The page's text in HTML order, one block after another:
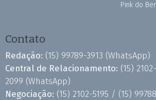
Pink do
Contato
Redação: (15) 99789-3913 (WhatsApp)
Central de Relacionamento: (15)
2099 (WhatsApp)
Negociação: (15) 2102-5195 / (15)